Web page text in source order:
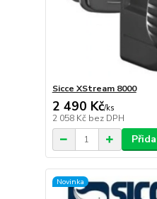
Sicce XStream 8000
2 490 Kč/ks
2 058 Kč bez DPH
Novinka